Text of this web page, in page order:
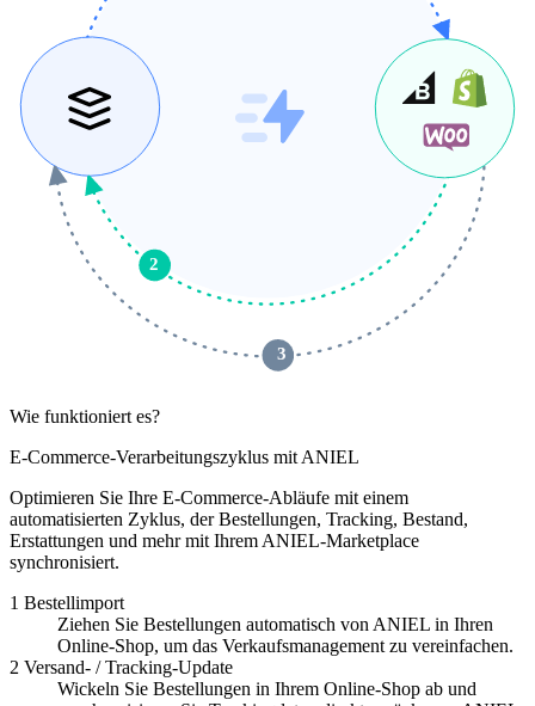
2
3
Wie funktioniert es?
E-Commerce-Verarbeitungszyklus mit ANIEL
Optimieren Sie Ihre E-Commerce-Abläufe mit einem
automatisierten Zyklus, der Bestellungen, Tracking, Bestand,
Erstattungen und mehr mit Ihrem ANIEL-Marketplace
synchronisiert.
1 Bestellimport
Ziehen Sie Bestellungen automatisch von ANIEL in Ihren
Online-Shop, um das Verkaufsmanagement zu vereinfachen.
2 Versand- / Tracking-Update
Wickeln Sie Bestellungen in Ihrem Online-Shop ab und